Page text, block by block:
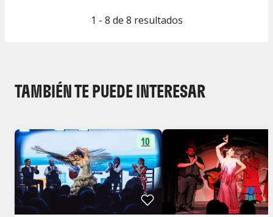
1 - 8 de 8 resultados
TAMBIÉN TE PUEDE INTERESAR
10